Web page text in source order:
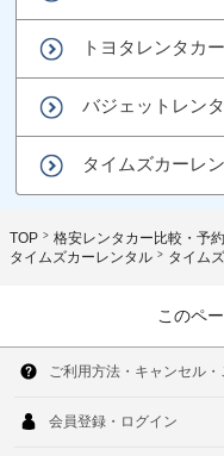
トヨタレンタカ
バジェットレン
タイムズカーレ
TOP 格安レンタカー比較・予約
タイムズカーレンタル
タイム
このペ